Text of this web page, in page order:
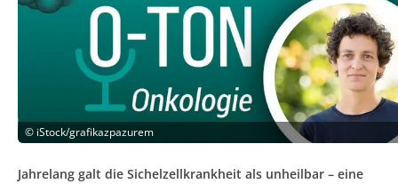
© iStock/grafikazpazurem
Jahrelang galt die Sichelzellkrankheit als unheilbar – eine